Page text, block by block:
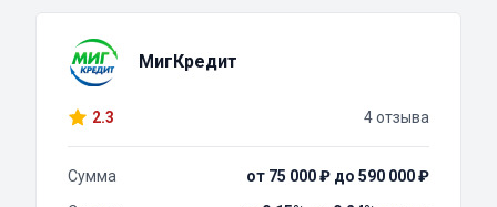
МигКредит
2.3 4 отзыва
Сумма
от 75 000 ₽ до 590 000 ₽